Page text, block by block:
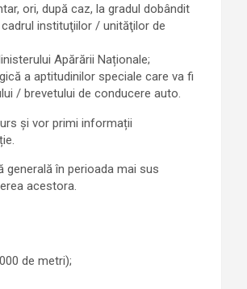
ori, după caz, la gradul dobândit
instituţiilor / unităţilor de
Apărării Naționale;
a aptitudinilor speciale care va fi
/ brevetului de conducere auto.
și vor primi informații
în perioada mai sus
acestora.
de metri);